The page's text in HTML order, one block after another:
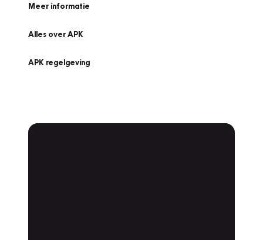
Meer informatie
Alles over APK
APK regelgeving